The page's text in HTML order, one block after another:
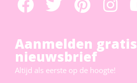
Aanmelden gratis
nieuwsbrief
Altijd als eerste op de hoogte!